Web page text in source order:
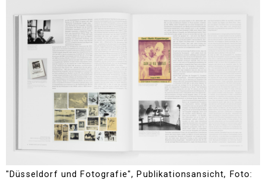
"Düsseldorf und Fotografie", Publikationsansicht, Foto: